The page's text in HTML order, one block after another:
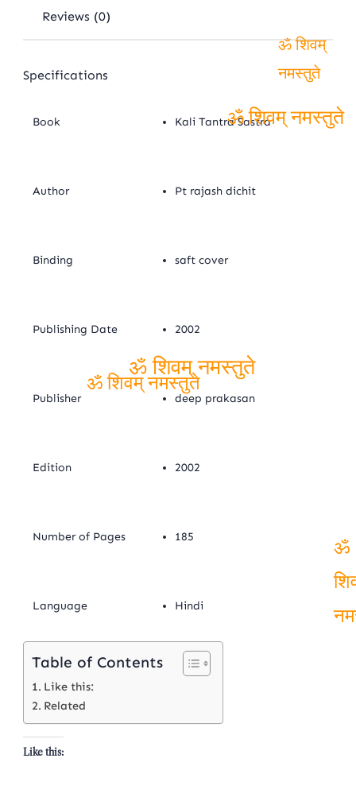
Reviews (0)
Specifications
Book Kali Tantra Sastra
Author Pt rajash dichit
Binding saft cover
Publishing Date 2002
Publisher deep prakasan
Edition 2002
Number of Pages 185
Language Hindi
Table of Contents
Like this:
Related
Like this:
ॐ शिवम्
ॐ शिवम् नमस्तुते
ॐ शिवम् नमस्तुते
ॐ